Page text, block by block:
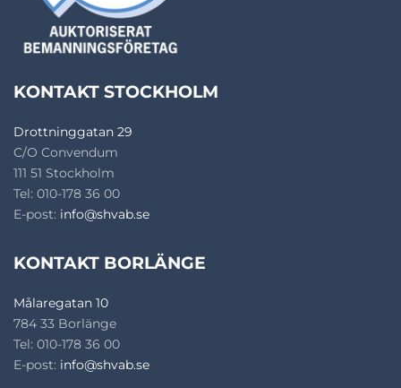
KONTAKT STOCKHOLM
Drottninggatan 29
C/O Convendum
111 51 Stockholm
Tel: 010-178 36 00
E-post: info@shvab.se
KONTAKT BORLÄNGE
Målaregatan 10
784 33 Borlänge
Tel: 010-178 36 00
E-post: info@shvab.se